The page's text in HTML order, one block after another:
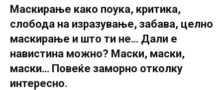
Маскирање како поука, критика,
слобода на изразување, забава, целно
маскирање и што ти не… Дали е
навистина можно? Маски, маски,
маски… Повеќе заморно отколку
интересно.